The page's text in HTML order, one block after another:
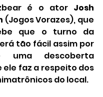
é o ator Josh
(Jogos Vorazes), que
que o turno da
tão fácil assim por
uma descoberta
faz a respeito dos
do local.